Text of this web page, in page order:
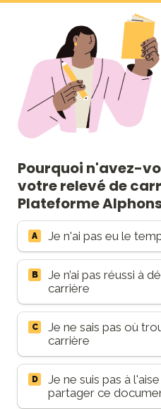
Pourquoi n'avez-
votre relevé de
Plateforme
Raisons RIS non déposé
A Je n'ai pas eu le
B
Je n’ai pas réussi à
carrière
C
Je ne sais pas où
D
Je ne suis pas à
partager ce